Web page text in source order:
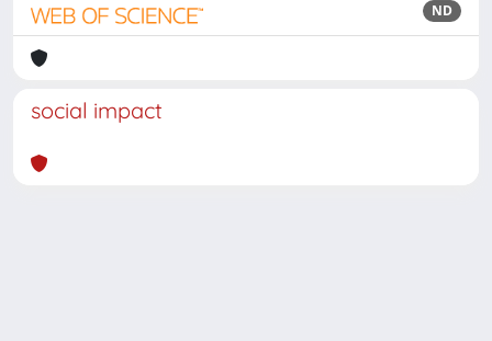
ND
social impact